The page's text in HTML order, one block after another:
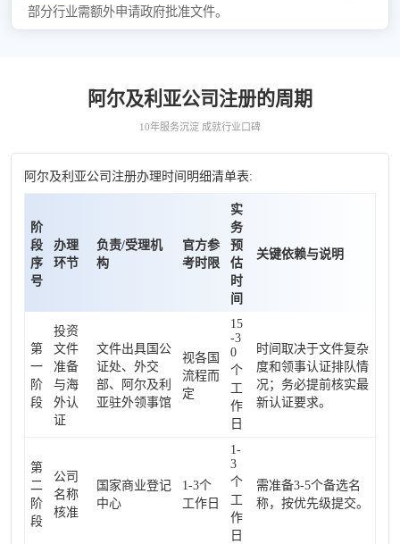
部分行业需额外申请政府批准文件。
阿尔及利亚公司注册的周期
10年服务沉淀 成就行业口碑
阿尔及利亚公司注册办理时间明细清单表:
阶
段
序
号
办理
环节
负责/受理机
构
官方参
考时限
实
务
预
估
时
间
关键依赖与说明
第
一
阶
段
投资
文件
准备
与海
外认
证
文件出具国公
证处、外交
部、阿尔及利
亚驻外领事馆
视各国
流程而
定
15
-3
0
个
工
作
日
时间取决于文件复杂
度和领事认证排队情
况；务必提前核实最
新认证要求。
第
二
阶
段
公司
名称
核准
国家商业登记
中心
1-3个
工作日
1-
3
个
工
作
日
需准备3-5个备选名
称，按优先级提交。